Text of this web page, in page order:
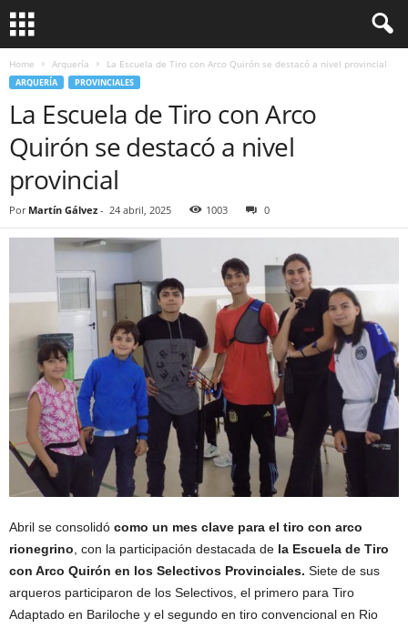
Home Arquería La Escuela de Tiro con Arco Quirón se destacó a nivel provincial
ARQUERÍA PROVINCIALES
La Escuela de Tiro con Arco
Quirón se destacó a nivel
provincial
Por Martín Gálvez - 24 abril, 2025 1003 0
Abril se consolidó como un mes clave para el tiro con arco
rionegrino, con la participación destacada de la Escuela de Tiro
con Arco Quirón en los Selectivos Provinciales. Siete de sus
arqueros participaron de los Selectivos, el primero para Tiro
Adaptado en Bariloche y el segundo en tiro convencional en Rio